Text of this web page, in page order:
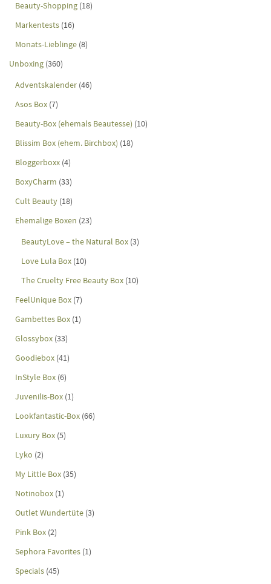
Beauty-Shopping (18)
Markentests (16)
Monats-Lieblinge (8)
Unboxing (360)
Adventskalender (46)
Asos Box (7)
Beauty-Box (ehemals Beautesse) (10)
Blissim Box (ehem. Birchbox) (18)
Bloggerboxx (4)
BoxyCharm (33)
Cult Beauty (18)
Ehemalige Boxen (23)
BeautyLove – the Natural Box (3)
Love Lula Box (10)
The Cruelty Free Beauty Box (10)
FeelUnique Box (7)
Gambettes Box (1)
Glossybox (33)
Goodiebox (41)
InStyle Box (6)
Juvenilis-Box (1)
Lookfantastic-Box (66)
Luxury Box (5)
Lyko (2)
My Little Box (35)
Notinobox (1)
Outlet Wundertüte (3)
Pink Box (2)
Sephora Favorites (1)
Specials (45)